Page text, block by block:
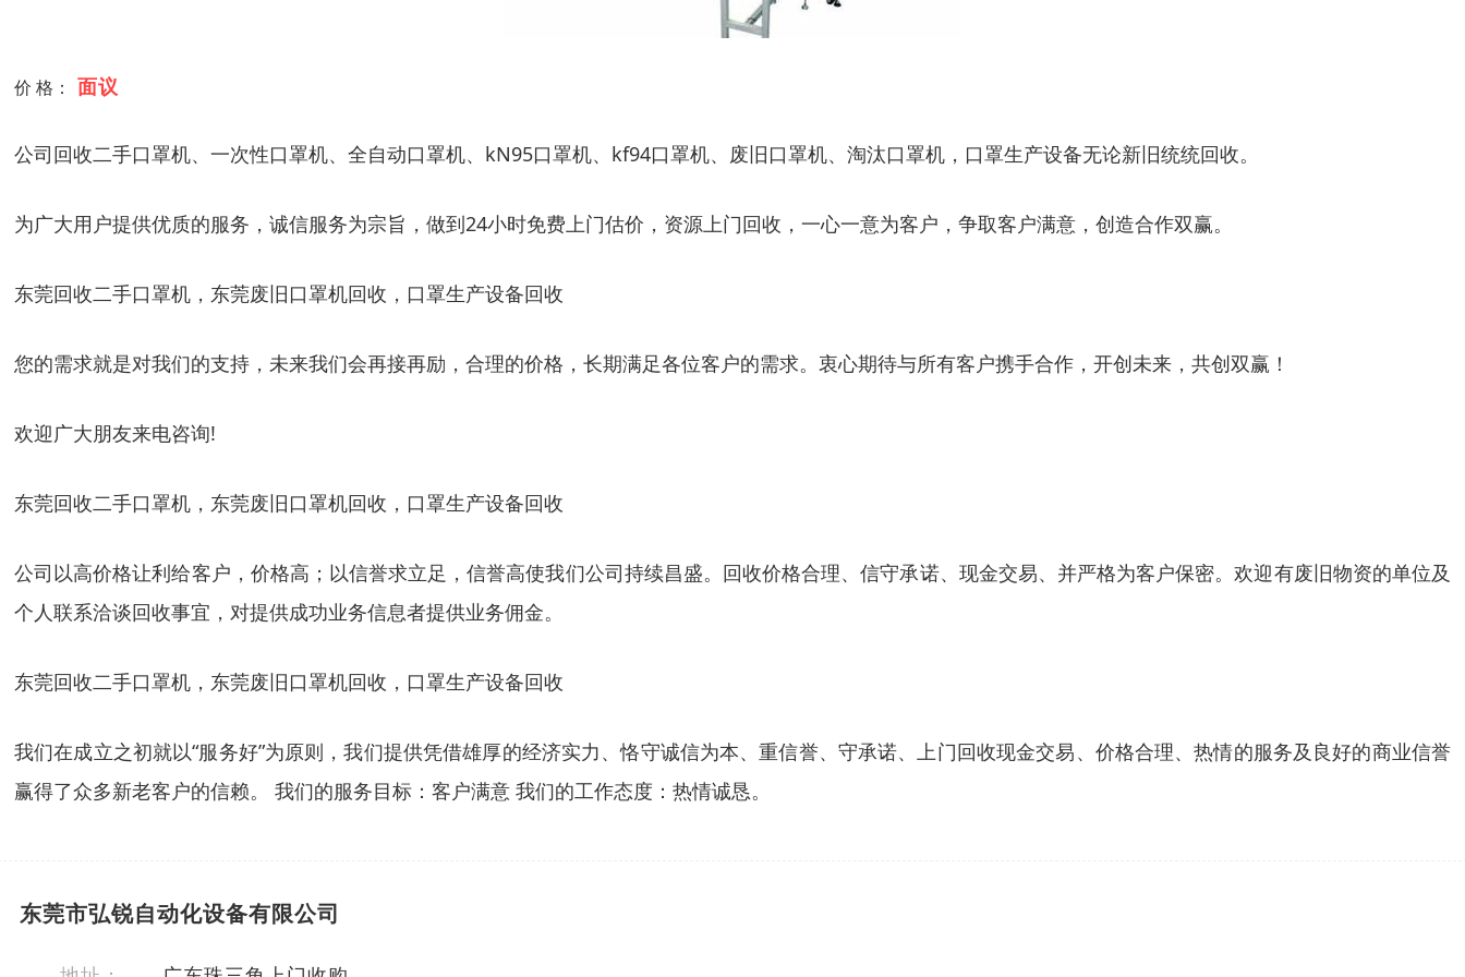
价 格： 面议
公司回收二手口罩机、一次性口罩机、全自动口罩机、kN95口罩机、kf94口罩机、废旧口罩机、淘汰口罩机，口罩生产设备无论新旧统统回收。
为广大用户提供优质的服务，诚信服务为宗旨，做到24小时免费上门估价，资源上门回收，一心一意为客户，争取客户满意，创造合作双赢。
东莞回收二手口罩机，东莞废旧口罩机回收，口罩生产设备回收
您的需求就是对我们的支持，未来我们会再接再励，合理的价格，长期满足各位客户的需求。衷心期待与所有客户携手合作，开创未来，共创双赢！
欢迎广大朋友来电咨询!
东莞回收二手口罩机，东莞废旧口罩机回收，口罩生产设备回收
公司以高价格让利给客户，价格高；以信誉求立足，信誉高使我们公司持续昌盛。回收价格合理、信守承诺、现金交易、并严格为客户保密。欢迎有废旧物资的单位及
个人联系洽谈回收事宜，对提供成功业务信息者提供业务佣金。
东莞回收二手口罩机，东莞废旧口罩机回收，口罩生产设备回收
我们在成立之初就以“服务好”为原则，我们提供凭借雄厚的经济实力、恪守诚信为本、重信誉、守承诺、上门回收现金交易、价格合理、热情的服务及良好的商业信誉
赢得了众多新老客户的信赖。 我们的服务目标：客户满意 我们的工作态度：热情诚恳。
东莞市弘锐自动化设备有限公司